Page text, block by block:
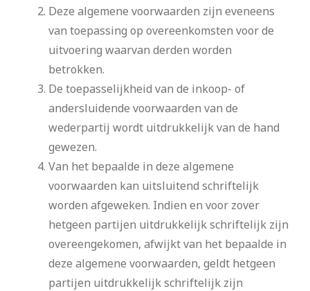
Deze algemene voorwaarden zijn eveneens
van toepassing op overeenkomsten voor de
uitvoering waarvan derden worden
betrokken.
De toepasselijkheid van de inkoop- of
andersluidende voorwaarden van de
wederpartij wordt uitdrukkelijk van de hand
gewezen.
Van het bepaalde in deze algemene
voorwaarden kan uitsluitend schriftelijk
worden afgeweken. Indien en voor zover
hetgeen partijen uitdrukkelijk schriftelijk zijn
overeengekomen, afwijkt van het bepaalde in
deze algemene voorwaarden, geldt hetgeen
partijen uitdrukkelijk schriftelijk zijn